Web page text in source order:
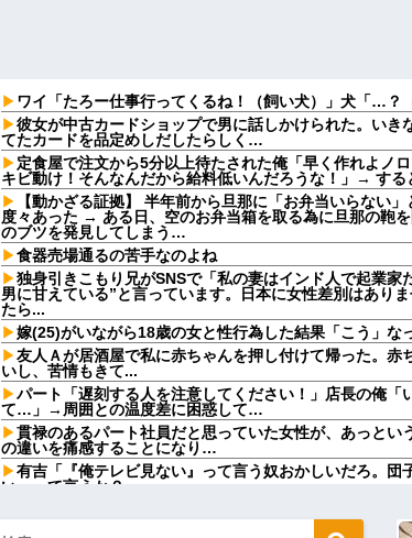
ワイ「たろー仕事行ってくるね！（飼い犬）」犬「…？
彼女が中古カードショップで男に話しかけられた。いき
てたカードを品定めしだしたらしく…
定食屋で注文から5分以上待たされた俺「早く作れよノ
キビ動け！そんなんだから給料低いんだろうな！」→ す
【動かざる証拠】 半年前から旦那に「お弁当いらない
度々あった → ある日、空のお弁当箱を取る為に旦那の鞄
のブツを発見してしまう…
食器売場通るの苦手なのよね
独身引きこもり兄がSNSで「私の妻はインド人で起業家
男に甘えている”と言っています。日本に女性差別はあり
たら...
嫁(25)がいながら18歳の女と性行為した結果「こう」な
友人Ａが居酒屋で私に赤ちゃんを押し付けて帰った。赤
いし、苦情もきて...
パート「遅刻する人を注意してください！」店長の俺「
て…」→周囲との温度差に困惑して…
貫禄のあるパート社員だと思っていた女性が、あっとい
の違いを痛感することになり…
有吉「『俺テレビ見ない』って言う奴おかしいだろ。団
い』って言うか？」
得て商売してるの？